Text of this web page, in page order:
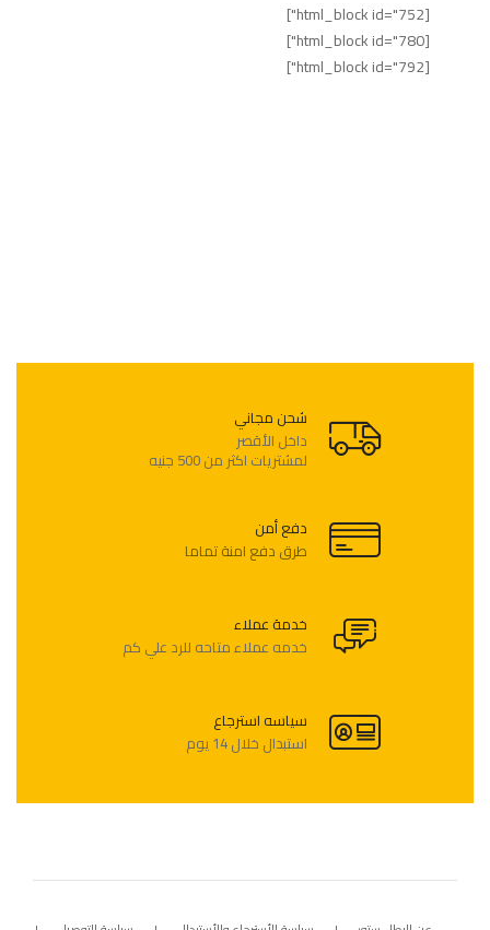
[html_block id="752"]
[html_block id="780"]
[html_block id="792"]
شحن مجاني
لمشتريات اكثر من 500 جنيه
دفع أمن
طرق دفع امنة تماما
خدمة عملاء
خدمه عملاء متاحه للرد علي كم
سياسه استرجاع
استبدال خلال 14 يوم